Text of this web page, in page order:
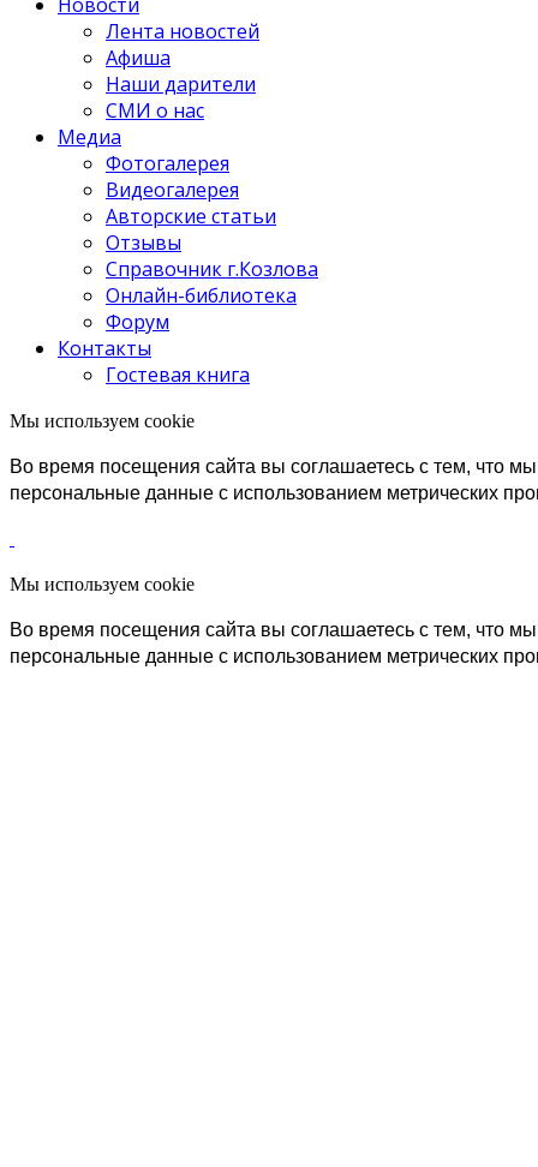
Лента новостей
Афиша
Наши дарители
СМИ о нас
Медиа
Фотогалерея
Видеогалерея
Авторские статьи
Отзывы
Справочник г.Козлова
Онлайн-библиотека
Форум
Контакты
Гостевая книга
Мы используем cookie
Во время посещения сайта вы соглашаетесь с тем, что
персональные данные с использованием метрических
Мы используем cookie
Во время посещения сайта вы соглашаетесь с тем, что
персональные данные с использованием метрических